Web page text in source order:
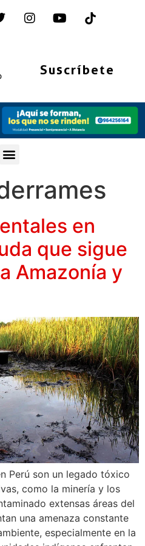
Suscríbete
en
que sigue
Amazonía y
Perú son un legado tóxico
como la minería y los
extensas áreas del
una amenaza constante
especialmente en la